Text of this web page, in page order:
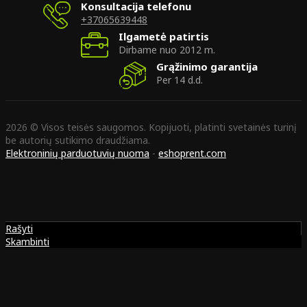
Konsultacija telefonu
+37065639448
Ilgametė patirtis
Dirbame nuo 2012 m.
Grąžinimo garantija
Per 14 d.d.
2026 © Visos teisės saugomos. Kopijuoti, platinti svetainės turinį
be autorių sutikimo draudžiama.
Elektroninių parduotuvių nuoma - eshoprent.com
Rašyti
Skambinti